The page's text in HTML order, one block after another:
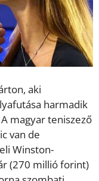
aki
harmadik
magyar teniszező
van de
Winston-
(270 millió forint)